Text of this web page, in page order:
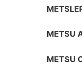
METSU
METSU